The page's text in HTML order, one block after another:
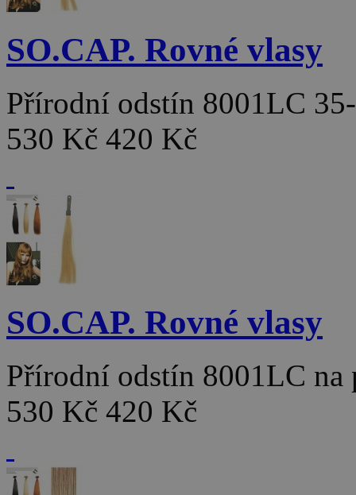
SO.CAP. Rovné vlasy
Přírodní odstín 8001LC
530 Kč 420 Kč
SO.CAP. Rovné vlasy
Přírodní odstín 8001LC
530 Kč 420 Kč